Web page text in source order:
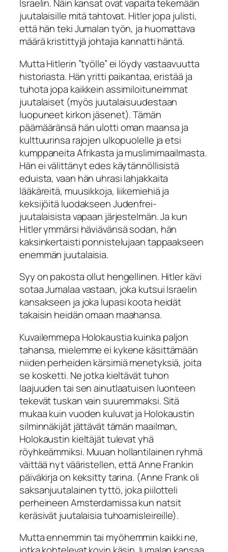
Israelin. Näin kansat ovat vapaita tekemään
juutalaisille mitä tahtovat. Hitler jopa julisti,
että hän teki Jumalan työn, ja huomattava
määrä kristittyjä johtajia kannatti häntä.
Mutta Hitlerin ”työlle” ei löydy vastaavuutta
historiasta. Hän yritti paikantaa, eristää ja
tuhota jopa kaikkein assimiloituneimmat
juutalaiset (myös juutalaisuudestaan
luopuneet kirkon jäsenet). Tämän
päämääränsä hän ulotti oman maansa ja
kulttuurinsa rajojen ulkopuolelle ja etsi
kumppaneita Afrikasta ja muslimimaailmasta.
Hän ei välittänyt edes käytännöllisistä
eduista, vaan hän uhrasi lahjakkaita
lääkäreitä, muusikkoja, liikemiehiä ja
keksijöitä luodakseen Judenfrei-
juutalaisista vapaan järjestelmän. Ja kun
Hitler ymmärsi häviävänsä sodan, hän
kaksinkertaisti ponnistelujaan tappaakseen
enemmän juutalaisia.
Syy on pakosta ollut hengellinen. Hitler kävi
sotaa Jumalaa vastaan, joka kutsui Israelin
kansakseen ja joka lupasi koota heidät
takaisin heidän omaan maahansa.
Kuvailemmepa Holokaustia kuinka paljon
tahansa, mielemme ei kykene käsittämään
niiden perheiden kärsimiä menetyksiä, joita
se kosketti. Ne jotka kieltävät tuhon
laajuuden tai sen ainutlaatuisen luonteen
tekevät tuskan vain suuremmaksi. Sitä
mukaa kuin vuoden kuluvat ja Holokaustin
silminnäkijät jättävät tämän maailman,
Holokaustin kieltäjät tulevat yhä
röyhkeämmiksi. Muuan hollantilainen ryhmä
väittää nyt vääristellen, että Anne Frankin
päiväkirja on keksitty tarina. (Anne Frank oli
saksanjuutalainen tyttö, joka piilotteli
perheineen Amsterdamissa kun natsit
keräsivät juutalaisia tuhoamisleireille).
Mutta ennemmin tai myöhemmin kaikki ne,